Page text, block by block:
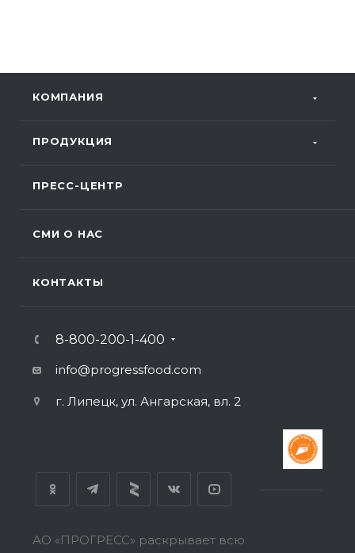
КОМПАНИЯ
ПРОДУКЦИЯ
ПРЕСС-ЦЕНТР
СМИ О НАС
КОНТАКТЫ
8-800-200-1-400
info@progressfood.com
г. Липецк, ул. Ангарская, вл. 2
АО «ПРОГРЕСС» раскрывает всю